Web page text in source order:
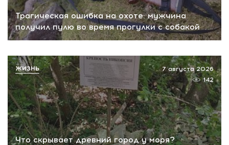
Трагическая ошибка на охоте: мужчина
получил пулю во время прогулки с собакой
Что скрывает древний город у моря?
7 августа 2026
142
ЖИЗНЬ